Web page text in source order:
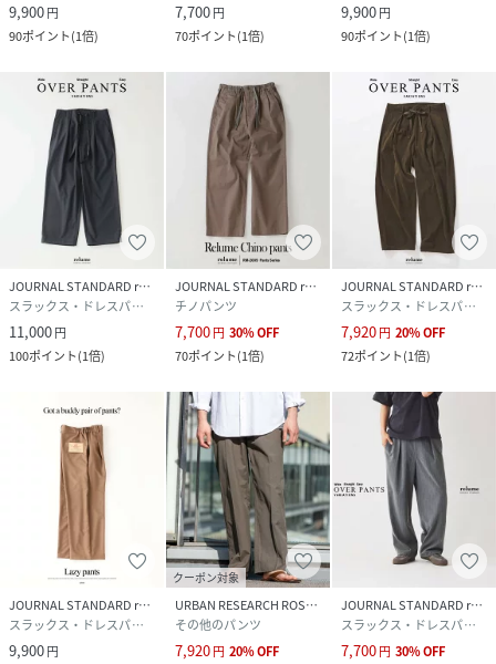
9,900円
90ポイント(1倍)
7,700円
70ポイント(1倍)
9,900円
90ポイント(1倍)
JOURNAL STANDARD relume
スラックス・ドレスパンツ
11,000円
100ポイント(1倍)
JOURNAL STANDARD relume
チノパンツ
7,700円 30%OFF
70ポイント(1倍)
JOURNAL STANDARD relume
スラックス・ドレスパンツ
7,920円 20%OFF
72ポイント(1倍)
JOURNAL STANDARD relume
スラックス・ドレスパンツ
9,900円
クーポン対象
URBAN RESEARCH ROSSO
その他のパンツ
7,920円 20%OFF
JOURNAL STANDARD relume
スラックス・ドレスパンツ
7,700円 30%OFF